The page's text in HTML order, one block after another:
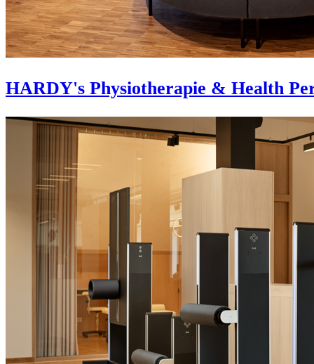
HARDY's Physiotherapie & Health